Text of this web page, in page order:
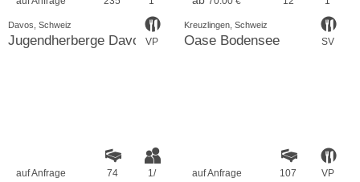
VP
Davos, Schweiz
Jugendherberge Davos SV
Kreuzlingen, Schweiz
Oase Bodensee
auf Anfrage 74 1/ auf Anfrage 107 VP